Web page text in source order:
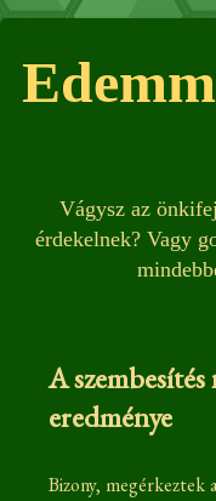
Vágysz az
érdekelnek? Vagy
A
eredménye
Bizony, megérkeztek